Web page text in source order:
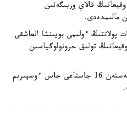
قالاي وربىگەنىن
مالىمدەدى.
پولاتتىڭ ءولىمى بويىنشا العاشقى
تولىق حرونولوگياسىن
بىلتىر 4-قازان كۇنى توبەلەستەن 16 جاستاعى جاس ءوسپىرىم